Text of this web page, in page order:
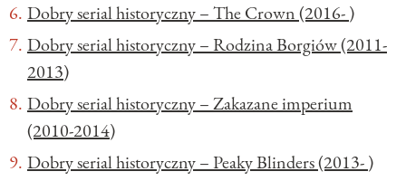
Dobry serial historyczny – The Crown (2016- )
Dobry serial historyczny – Rodzina Borgiów (2011-
2013)
Dobry serial historyczny – Zakazane imperium
(2010-2014)
Dobry serial historyczny – Peaky Blinders (2013- )